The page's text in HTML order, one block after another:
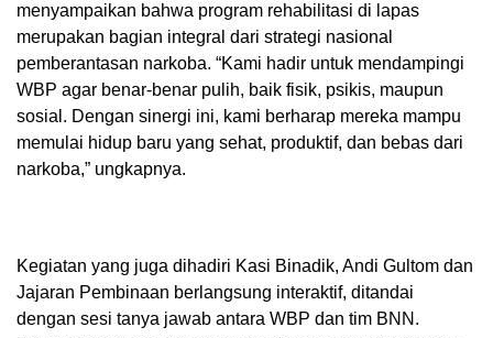
menyampaikan bahwa program rehabilitasi di lapas
merupakan bagian integral dari strategi nasional
pemberantasan narkoba. “Kami hadir untuk mendampingi
WBP agar benar-benar pulih, baik fisik, psikis, maupun
sosial. Dengan sinergi ini, kami berharap mereka mampu
memulai hidup baru yang sehat, produktif, dan bebas dari
narkoba,” ungkapnya.
Kegiatan yang juga dihadiri Kasi Binadik, Andi Gultom dan
Jajaran Pembinaan berlangsung interaktif, ditandai
dengan sesi tanya jawab antara WBP dan tim BNN.